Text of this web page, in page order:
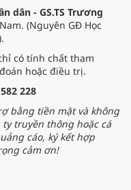
dân - GS.TS Trương
(Nguyên GĐ Học
có tính chất tham
hoặc điều trị.
228
bằng tiền mặt và không
truyền thông hoặc cá
cáo, ký kết hợp
cảm ơn!